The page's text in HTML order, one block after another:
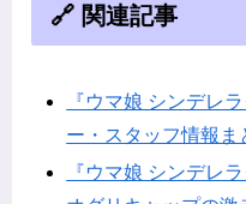
🔗 関連記事
『ウマ娘 シンデレ
ー・スタッフ情報ま
『ウマ娘 シンデレ